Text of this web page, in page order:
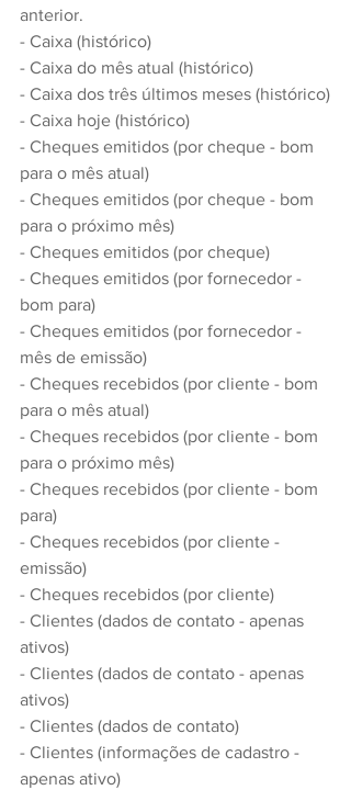
anterior.
- Caixa (histórico)
- Caixa do mês atual (histórico)
- Caixa dos três últimos meses (histórico)
- Caixa hoje (histórico)
- Cheques emitidos (por cheque - bom
para o mês atual)
- Cheques emitidos (por cheque - bom
para o próximo mês)
- Cheques emitidos (por cheque)
- Cheques emitidos (por fornecedor -
bom para)
- Cheques emitidos (por fornecedor -
mês de emissão)
- Cheques recebidos (por cliente - bom
para o mês atual)
- Cheques recebidos (por cliente - bom
para o próximo mês)
- Cheques recebidos (por cliente - bom
para)
- Cheques recebidos (por cliente -
emissão)
- Cheques recebidos (por cliente)
- Clientes (dados de contato - apenas
ativos)
- Clientes (dados de contato - apenas
ativos)
- Clientes (dados de contato)
- Clientes (informações de cadastro -
apenas ativo)